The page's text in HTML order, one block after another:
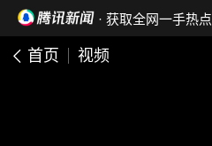
· 获取全网一手热点
首页 视频